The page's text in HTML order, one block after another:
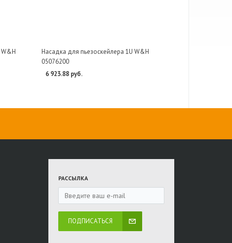
Насадка для пьезоскейлера 1U W&H
05076200
6 923.88 руб.
РАССЫЛКА
ПОДПИСАТЬСЯ